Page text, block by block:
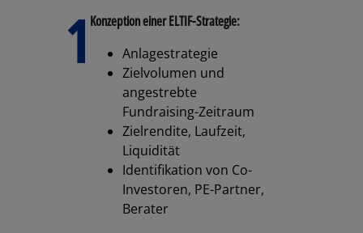
1 Konzeption einer ELTIF-Strategie:
Anlagestrategie
Zielvolumen und
angestrebte
Fundraising-Zeitraum
Zielrendite, Laufzeit,
Liquidität
Identifikation von Co-
Investoren, PE-Partner,
Berater